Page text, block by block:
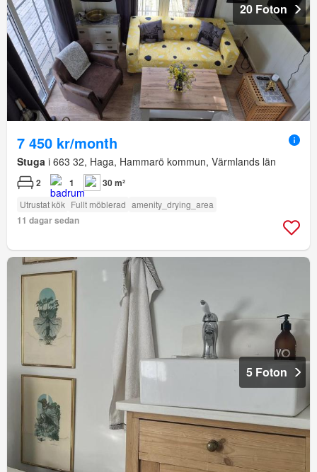
20 Foton
7 450 kr/month
Stuga i 663 32, Haga, Hammarö kommun, Värmlands län
2 1 30 m²
Utrustat kök Fullt möblerad amenity_drying_area
11 dagar sedan
5 Foton